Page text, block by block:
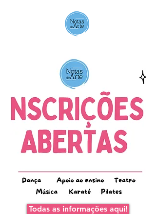
Notas de Arte
Todas as informações aqui!